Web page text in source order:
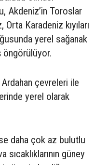
Akdeniz’in Toroslar
Karadeniz kıyıları
yerel sağanak
öngörülüyor.
Ardahan çevreleri ile
yerel olarak
daha çok az bulutlu
güney